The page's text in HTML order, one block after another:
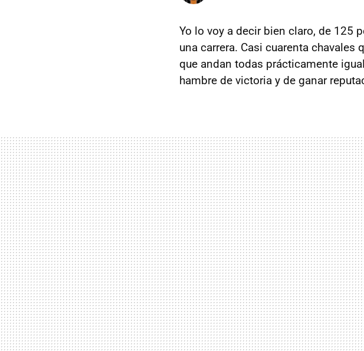
Yo lo voy a decir bien claro, de 125
una carrera. Casi cuarenta chavales
que andan todas prácticamente
hambre de victoria y de ganar